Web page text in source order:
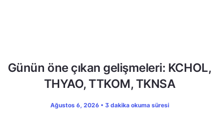
Günün öne çıkan gelişmeleri: KCHOL,
THYAO, TTKOM, TKNSA
Ağustos 6, 2026 • 3 dakika okuma süresi